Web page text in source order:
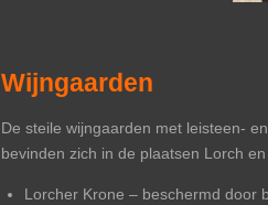
Wijngaarden
De steile wijngaarden met leisteen-
bevinden zich in de plaatsen Lorch
Lorcher Krone – beschermd door